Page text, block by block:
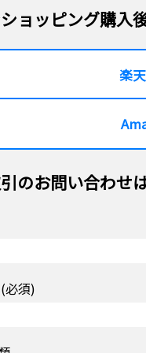
ョッピング購入
楽
のお問い合わせ
必須)